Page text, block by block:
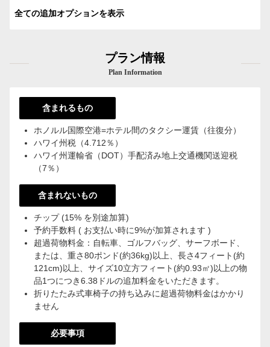
全ての追加オプションを表示
プラン情報
Plan Information
含まれるもの
ホノルル国際空港=ホテル間のタクシー運賃（往復分）
ハワイ州税（4.712％）
ハワイ州運輸省（DOT）手配済み地上交通機関送迎税
（7％）
含まれないもの
チップ (15% を別途加算)
予約手数料 ( お支払い時に9%が加算されます )
超過荷物料金：自転車、ゴルフバッグ、サーフボード、
または、重さ80ポンド(約36kg)以上、長さ4フィート(約
121cm)以上、サイズ10立方フィート(約0.93㎡)以上の物
品1つにつき6.38ドルの追加料金をいただきます。
折りたたみ式車椅子の持ち込みに超過荷物料金はかかり
ません
必要事項